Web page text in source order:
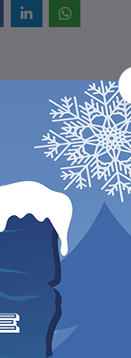
(0 مراجعات / تقييمات)